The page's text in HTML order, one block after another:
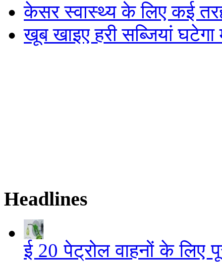
केसर स्वास्थ्य के लिए कई
खूब खाइए हरी सब्जियां घटेगा
Headlines
ई 20 पेट्रोल वाहनों के लिए